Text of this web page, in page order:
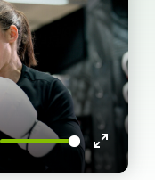
fullscreen